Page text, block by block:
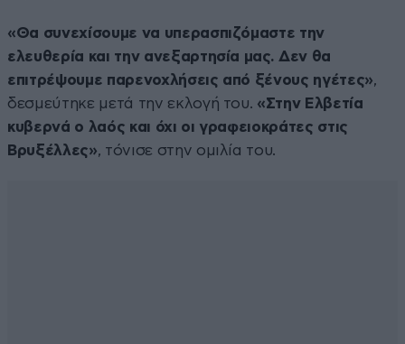
«Θα συνεχίσουμε να υπερασπιζόμαστε την
ελευθερία και την ανεξαρτησία μας. Δεν θα
επιτρέψουμε παρενοχλήσεις από ξένους ηγέτες»,
δεσμεύτηκε μετά την εκλογή του. «Στην Ελβετία
κυβερνά ο λαός και όχι οι γραφειοκράτες στις
Βρυξέλλες», τόνισε στην ομιλία του.